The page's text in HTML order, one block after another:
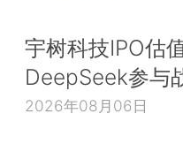
宇树科技IPO估
DeepSeek参与
2026年08月06日